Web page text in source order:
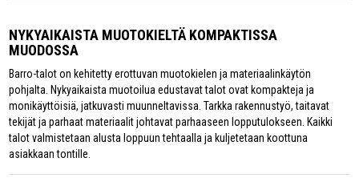
NYKYAIKAISTA MUOTOKIELTÄ KOMPAKTISSA
MUODOSSA
Barro-talot on kehitetty erottuvan muotokielen ja materiaalinkäytön
pohjalta. Nykyaikaista muotoilua edustavat talot ovat kompakteja ja
monikäyttöisiä, jatkuvasti muunneltavissa. Tarkka rakennustyö, taitavat
tekijät ja parhaat materiaalit johtavat parhaaseen lopputulokseen. Kaikki
talot valmistetaan alusta loppuun tehtaalla ja kuljetetaan koottuna
asiakkaan tontille.